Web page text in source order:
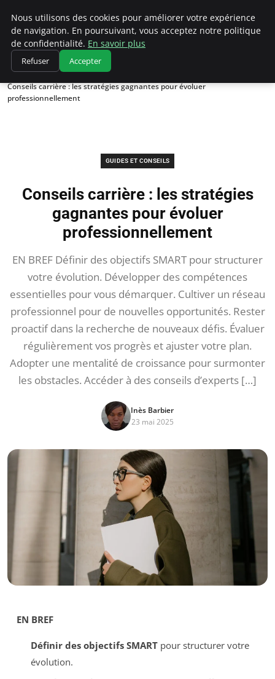
Chasseur De Tête
Accueil
Guides et Conseils
Conseils carrière : les stratégies gagnantes pour évoluer
professionnellement
GUIDES ET CONSEILS
Conseils carrière : les stratégies
gagnantes pour évoluer
professionnellement
EN BREF Définir des objectifs SMART pour structurer
votre évolution. Développer des compétences
essentielles pour vous démarquer. Cultiver un réseau
professionnel pour de nouvelles opportunités. Rester
proactif dans la recherche de nouveaux défis. Évaluer
régulièrement vos progrès et ajuster votre plan.
Adopter une mentalité de croissance pour surmonter
les obstacles. Accéder à des conseils d’experts […]
Inès Barbier
23 mai 2025
EN BREF
Définir des objectifs SMARTpour structurer votre
évolution.
Nous utilisons des cookies pour améliorer votre expérience
de navigation. En poursuivant, vous acceptez notre politique
de confidentialité. En savoir plus
Refuser Accepter